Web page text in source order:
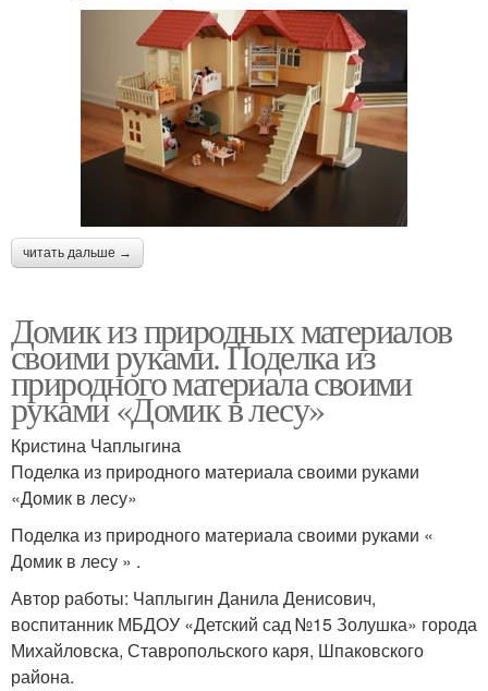
читать дальше →
Домик из природных материалов
своими руками. Поделка из
природного материала своими
руками «Домик в лесу»
Кристина Чаплыгина
Поделка из природного материала своими руками
«Домик в лесу»
Поделка из природного материала своими руками «
Домик в лесу » .
Автор работы: Чаплыгин Данила Денисович,
воспитанник МБДОУ «Детский сад №15 Золушка» города
Михайловска, Ставропольского каря, Шпаковского
района.